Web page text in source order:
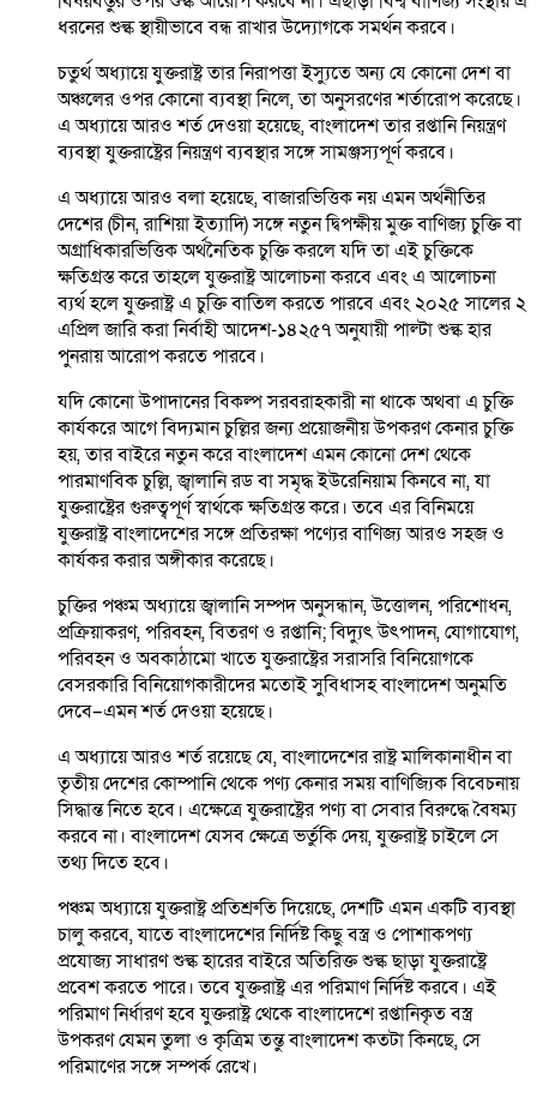
ধরনের শুল্ক স্থায়ীভাবে বন্ধ রাখার উদ্যোগকে সমর্থন করবে।
চতুর্থ অধ্যায়ে যুক্তরাষ্ট্র তার নিরাপত্তা ইস্যুতে অন্য যে কোনো দেশ বা
অঞ্চলের ওপর কোনো ব্যবস্থা নিলে, তা অনুসরণের শর্তারোপ করেছে।
এ অধ্যায়ে আরও শর্ত দেওয়া হয়েছে, বাংলাদেশ তার রপ্তানি নিয়ন্ত্রণ
ব্যবস্থা যুক্তরাষ্ট্রের নিয়ন্ত্রণ ব্যবস্থার সঙ্গে সামঞ্জস্যপূর্ণ করবে।
এ অধ্যায়ে আরও বলা হয়েছে, বাজারভিত্তিক নয় এমন অর্থনীতির
দেশের (চীন, রাশিয়া ইত্যাদি) সঙ্গে নতুন দ্বিপক্ষীয় মুক্ত বাণিজ্য চুক্তি বা
অগ্রাধিকারভিত্তিক অর্থনৈতিক চুক্তি করলে যদি তা এই চুক্তিকে
ক্ষতিগ্রস্ত করে তাহলে যুক্তরাষ্ট্র আলোচনা করবে এবং এ আলোচনা
ব্যর্থ হলে যুক্তরাষ্ট্র এ চুক্তি বাতিল করতে পারবে এবং ২০২৫ সালের ২
এপ্রিল জারি করা নির্বাহী আদেশ-১৪২৫৭ অনুযায়ী পাল্টা শুল্ক হার
পুনরায় আরোপ করতে পারবে।
যদি কোনো উপাদানের বিকল্প সরবরাহকারী না থাকে অথবা এ চুক্তি
কার্যকরে আগে বিদ্যমান চুল্লির জন্য প্রয়োজনীয় উপকরণ কেনার চুক্তি
হয়, তার বাইরে নতুন করে বাংলাদেশ এমন কোনো দেশ থেকে
পারমাণবিক চুল্লি, জ্বালানি রড বা সমৃদ্ধ ইউরেনিয়াম কিনবে না, যা
যুক্তরাষ্ট্রের গুরুত্বপূর্ণ স্বার্থকে ক্ষতিগ্রস্ত করে। তবে এর বিনিময়ে
যুক্তরাষ্ট্র বাংলাদেশের সঙ্গে প্রতিরক্ষা পণ্যের বাণিজ্য আরও সহজ ও
কার্যকর করার অঙ্গীকার করেছে।
চুক্তির পঞ্চম অধ্যায়ে জ্বালানি সম্পদ অনুসন্ধান, উত্তোলন, পরিশোধন,
প্রক্রিয়াকরণ, পরিবহন, বিতরণ ও রপ্তানি; বিদ্যুৎ উৎপাদন, যোগাযোগ,
পরিবহন ও অবকাঠামো খাতে যুক্তরাষ্ট্রের সরাসরি বিনিয়োগকে
বেসরকারি বিনিয়োগকারীদের মতোই সুবিধাসহ বাংলাদেশ অনুমতি
দেবে–এমন শর্ত দেওয়া হয়েছে।
এ অধ্যায়ে আরও শর্ত রয়েছে যে, বাংলাদেশের রাষ্ট্র মালিকানাধীন বা
তৃতীয় দেশের কোম্পানি থেকে পণ্য কেনার সময় বাণিজ্যিক বিবেচনায়
সিদ্ধান্ত নিতে হবে। এক্ষেত্রে যুক্তরাষ্ট্রের পণ্য বা সেবার বিরুদ্ধে বৈষম্য
করবে না। বাংলাদেশ যেসব ক্ষেত্রে ভর্তুকি দেয়, যুক্তরাষ্ট্র চাইলে সে
তথ্য দিতে হবে।
পঞ্চম অধ্যায়ে যুক্তরাষ্ট্র প্রতিশ্রুতি দিয়েছে, দেশটি এমন একটি ব্যবস্থা
চালু করবে, যাতে বাংলাদেশের নির্দিষ্ট কিছু বস্ত্র ও পোশাকপণ্য
প্রযোজ্য সাধারণ শুল্ক হারের বাইরে অতিরিক্ত শুল্ক ছাড়া যুক্তরাষ্ট্রে
প্রবেশ করতে পারে। তবে যুক্তরাষ্ট্র এর পরিমাণ নির্দিষ্ট করবে। এই
পরিমাণ নির্ধারণ হবে যুক্তরাষ্ট্র থেকে বাংলাদেশে রপ্তানিকৃত বস্ত্র
উপকরণ যেমন তুলা ও কৃত্রিম তন্তু বাংলাদেশ কতটা কিনছে, সে
পরিমাণের সঙ্গে সম্পর্ক রেখে।